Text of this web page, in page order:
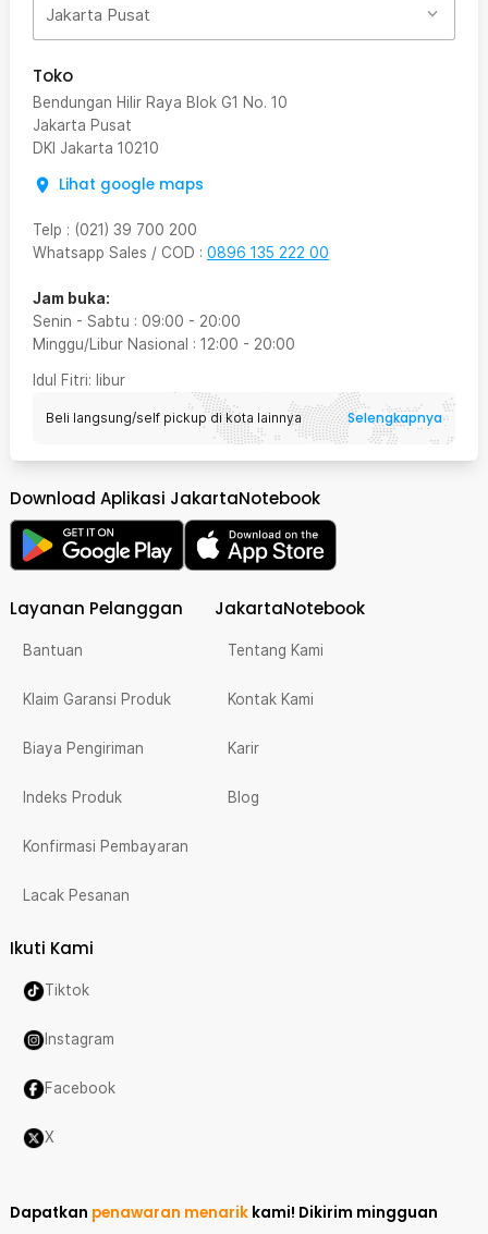
Jakarta Pusat
Toko
Bendungan Hilir Raya Blok G1 No. 10
Jakarta Pusat
DKI Jakarta 10210
Lihat google maps
Telp : (021) 39 700 200
Whatsapp Sales / COD : 0896 135 222 00
Jam buka:
Senin - Sabtu : 09:00 - 20:00
Minggu/Libur Nasional : 12:00 - 20:00
Idul Fitri: libur
Beli langsung/self pickup di kota lainnya Selengkapnya
Download Aplikasi JakartaNotebook
Layanan Pelanggan
Bantuan
Klaim Garansi Produk
Biaya Pengiriman
Indeks Produk
Konfirmasi Pembayaran
Lacak Pesanan
JakartaNotebook
Tentang Kami
Kontak Kami
Karir
Blog
Ikuti Kami
Tiktok
Instagram
Facebook
X
Dapatkan penawaran menarik kami! Dikirim mingguan